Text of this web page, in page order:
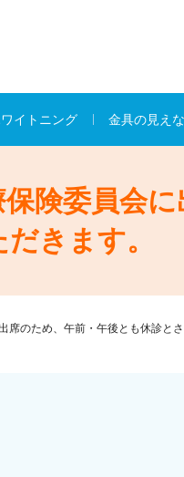
イトニング 金具の見え
険委員会
きます。
のため、午前・午後とも休診とさ